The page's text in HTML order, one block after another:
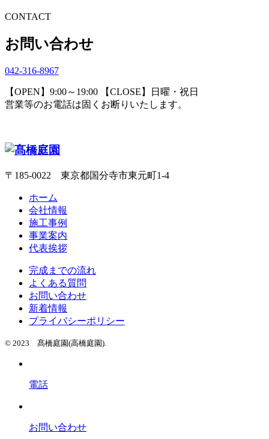
CONTACT
お問い合わせ
042-316-8967
【OPEN】9:00～19:00 【CLOSE】日曜・祝日
営業等のお電話は固くお断りいたします。
〒185-0022 東京都国分寺市東元町1-4
ホーム
会社情報
施工事例
事業案内
代表挨拶
完成までの流れ
よくある質問
お問い合わせ
新着情報
プライバシーポリシー
© 2023 髙橋庭園(高橋庭園).
電話
お問い合わせ